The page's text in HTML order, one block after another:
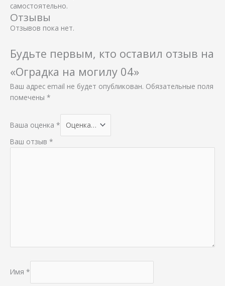
самостоятельно.
Отзывы
Отзывов пока нет.
Будьте первым, кто оставил отзыв на
«Оградка на могилу 04»
Ваш адрес email не будет опубликован. Обязательные поля
помечены *
Ваша оценка *
Ваш отзыв *
Имя *